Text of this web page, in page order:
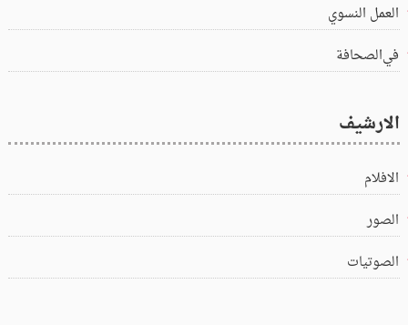
العمل النسوي
في‌الصحافة
الارشيف
الافلام
الصور
الصوتيات